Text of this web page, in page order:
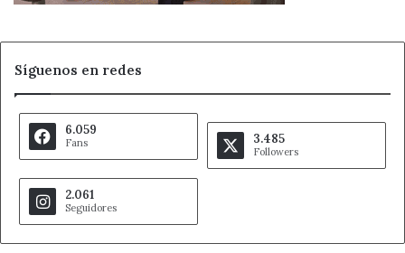
Síguenos en redes
6.059
Fans 3.485
Followers
2.061
Seguidores